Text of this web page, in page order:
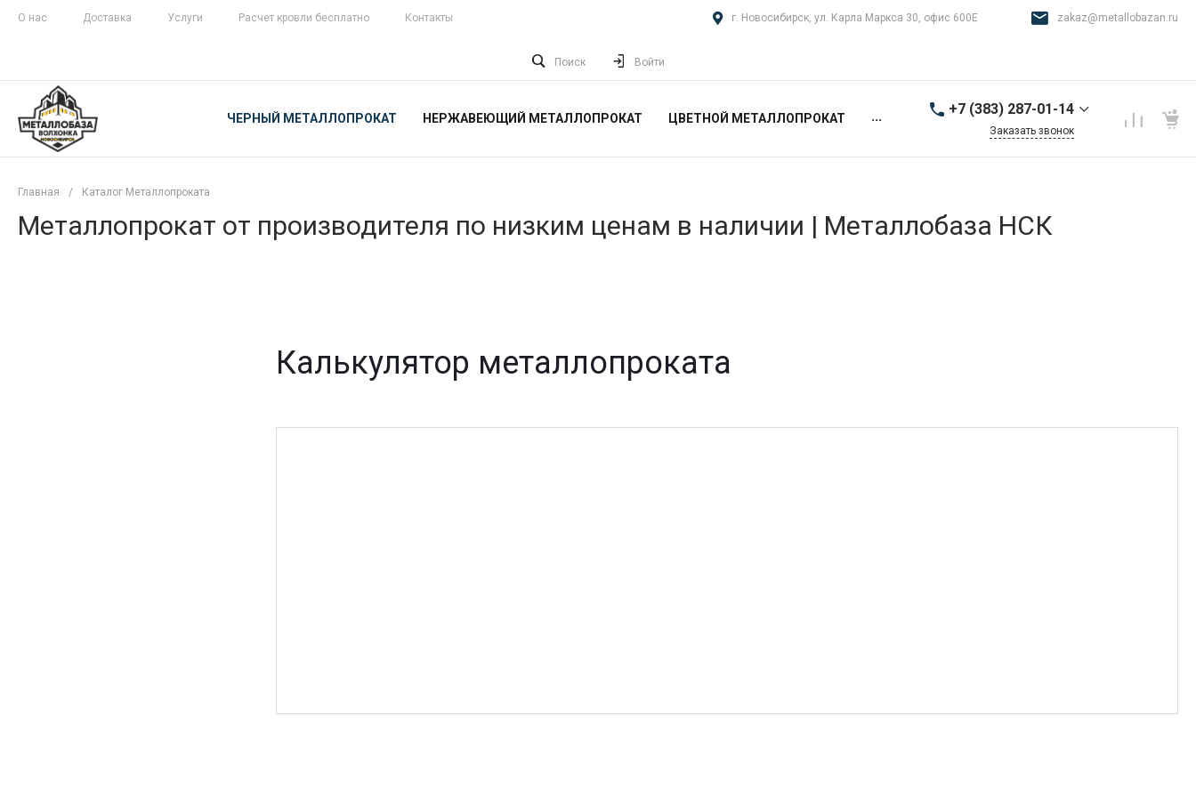
О нас Доставка Услуги Расчет кровли бесплатно Контакты г. Новосибирск, ул. Карла Маркса 30, офис 600Е zakaz@metallobazan.ru
Поиск Войти
ЧЕРНЫЙ МЕТАЛЛОПРОКАТ НЕРЖАВЕЮЩИЙ МЕТАЛЛОПРОКАТ ЦВЕТНОЙ МЕТАЛЛОПРОКАТ ... +7 (383) 287-01-14
9:00-18:00 пн-пт
Заказать звонок
Главная / Каталог Металлопроката
Металлопрокат от производителя по низким ценам в наличии | Металлобаза НСК
Калькулятор металлопроката